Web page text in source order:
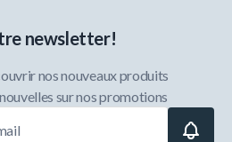
newsletter!
nos nouveaux produits
sur nos promotions